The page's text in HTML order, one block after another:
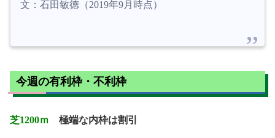
文：石田敏徳（2019年9月時点）
今週の有利枠・不利枠
芝1200ｍ 極端な内枠は割引